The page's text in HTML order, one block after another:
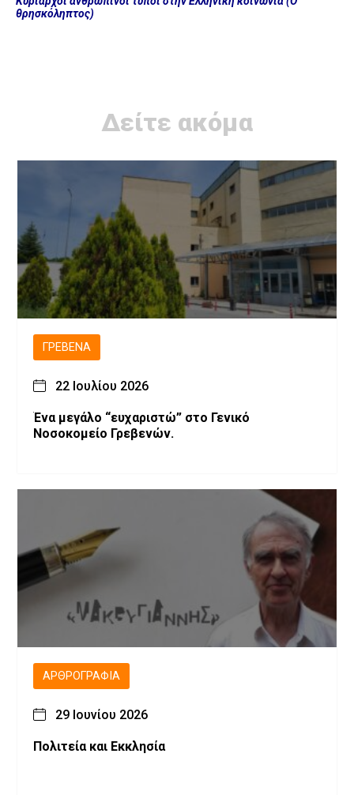
θρησκόληπτος)
Δείτε ακόμα
ΓΡΕΒΕΝΆ
22 Ιουλίου 2026
Ένα μεγάλο “ευχαριστώ” στο Γενικό
Νοσοκομείο Γρεβενών.
ΑΡΘΡΟΓΡΑΦΊΑ
29 Ιουνίου 2026
Πολιτεία και Εκκλησία